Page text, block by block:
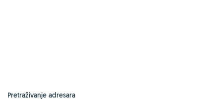
Pretraživanje adresara